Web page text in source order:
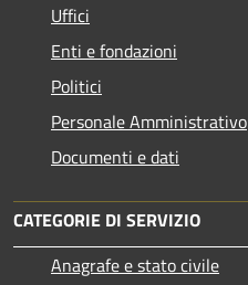
Uffici
Enti e fondazioni
Politici
Personale Amministrativo
Documenti e dati
CATEGORIE DI SERVIZIO
Anagrafe e stato civile